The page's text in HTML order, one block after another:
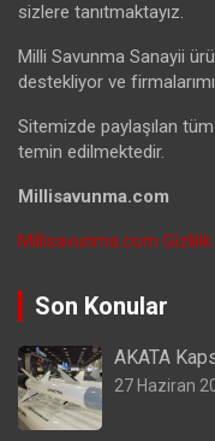
sizlere tanıtmaktayız.
Milli Savunma Sanayii
destekliyor ve
Sitemizde paylaşılan
temin edilmektedir.
Millisavunma.com
Millisavunma.com Gizlilik
Son Konular
AKATA
27 Haziran